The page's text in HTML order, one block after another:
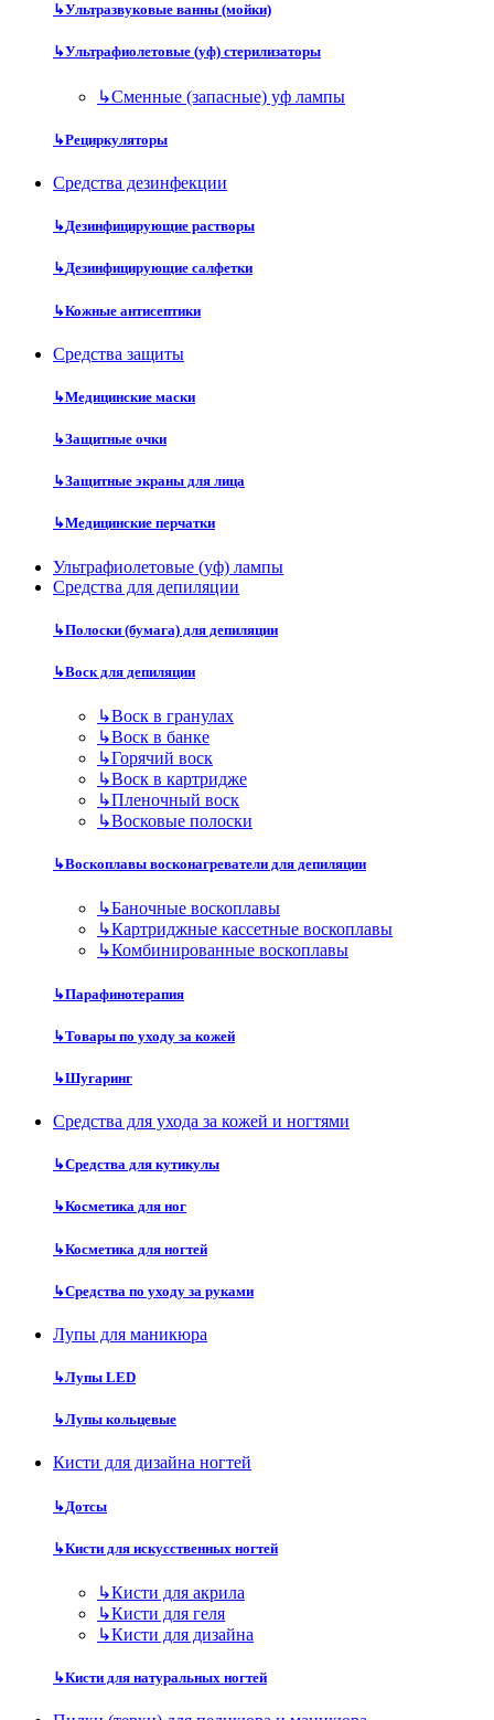
↳Ультразвуковые ванны (мойки)
↳Ультрафиолетовые (уф) стерилизаторы
↳Сменные (запасные) уф лампы
↳Рециркуляторы
Средства дезинфекции
↳Дезинфицирующие растворы
↳Дезинфицирующие салфетки
↳Кожные антисептики
Средства защиты
↳Медицинские маски
↳Защитные очки
↳Защитные экраны для лица
↳Медицинские перчатки
Ультрафиолетовые (уф) лампы
Средства для депиляции
↳Полоски (бумага) для депиляции
↳Воск для депиляции
↳Воск в гранулах
↳Воск в банке
↳Горячий воск
↳Воск в картридже
↳Пленочный воск
↳Восковые полоски
↳Воскоплавы восконагреватели для депиляции
↳Баночные воскоплавы
↳Картриджные кассетные воскоплавы
↳Комбинированные воскоплавы
↳Парафинотерапия
↳Товары по уходу за кожей
↳Шугаринг
Средства для ухода за кожей и ногтями
↳Средства для кутикулы
↳Косметика для ног
↳Косметика для ногтей
↳Средства по уходу за руками
Лупы для маникюра
↳Лупы LED
↳Лупы кольцевые
Кисти для дизайна ногтей
↳Дотсы
↳Кисти для искусственных ногтей
↳Кисти для акрила
↳Кисти для геля
↳Кисти для дизайна
↳Кисти для натуральных ногтей